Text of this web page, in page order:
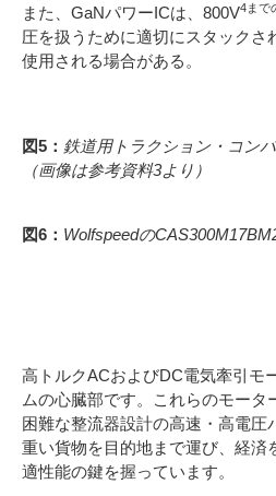
また、GaNパワーICは、800V4まで
圧を扱うために適切にスタックさ
使用される場合がある。
図5： 鉄道用トラクション・コン
（画像は参考資料3より）
図6： Wolfspeedの
高トルクACおよびDC電気牽引モ
ムの心臓部です。これらのモータ
困難な整流器設計の高速・高電圧
重い貨物を目的地まで運び、経済
適性能の鍵を握っています。